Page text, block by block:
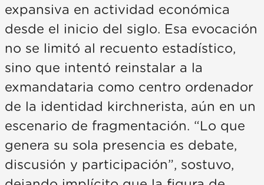
expansiva en actividad económica
desde el inicio del siglo. Esa evocación
no se limitó al recuento estadístico,
sino que intentó reinstalar a la
exmandataria como centro ordenador
de la identidad kirchnerista, aún en un
escenario de fragmentación. “Lo que
genera su sola presencia es debate,
discusión y participación”, sostuvo,